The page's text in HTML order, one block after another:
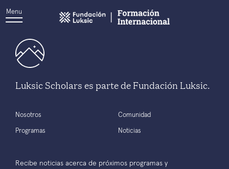
Menu
Luksic Scholars es parte de Fundación Luksic.
Nosotros
Programas
Comunidad
Noticias
Recibe noticias acerca de próximos programas y